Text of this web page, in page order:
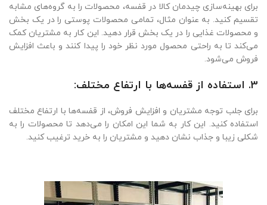
برای بهینه‌سازی چیدمان کالا در قفسه، محصولات را به گروه‌های مشابه
تقسیم کنید. به عنوان مثال، تمامی محصولات پوستی را در یک بخش
و محصولات غذایی را در یک بخش قرار دهید. این کار به مشتریان کمک
می‌کند تا به راحتی محصول مورد نظر خود را پیدا کنند و باعث افزایش
فروش می‌شود.
3. استفاده از قفسه‌ها با ارتفاع مختلف:
برای جلب توجه مشتریان و افزایش فروش، از قفسه‌ها با ارتفاع مختلف
استفاده کنید. این کار به شما این امکان را می‌دهد تا محصولات را به
شکلی زیبا و جذاب نشان دهید و مشتریان را به خرید ترغیب کنید.